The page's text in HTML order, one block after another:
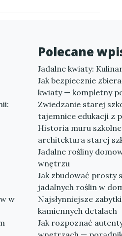
w
Polecane
Jadalne kwiaty:
Jak bezpiecznie
kwiaty — kompletny
Zwiedzanie starej
tajemnice edukacji z
Historia muru
architektura starej
Jadalne rośliny
wnętrzu
Jak zbudować prosty
jadalnych roślin w
Najsłynniejsze
kamiennych detalach
Jak rozpoznać